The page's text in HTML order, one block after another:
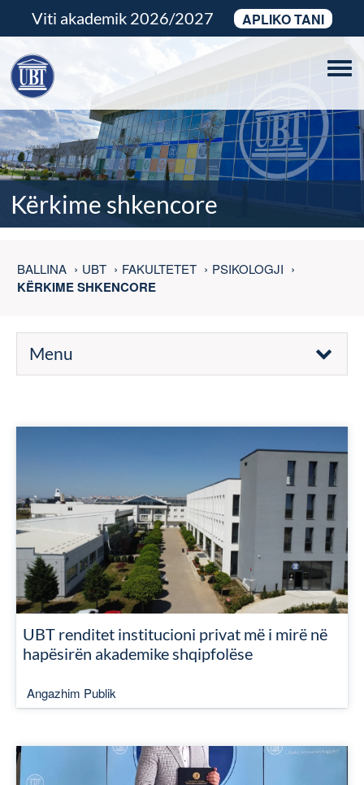
Viti akademik 2026/2027 APLIKO TANI
Kërkime shkencore
BALLINA UBT FAKULTETET PSIKOLOGJI
KËRKIME SHKENCORE
Menu
UBT renditet institucioni privat më i mirë në
hapësirën akademike shqipfolëse
Angazhim Publik